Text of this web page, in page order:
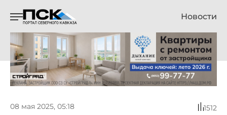
Новости
08 мая 2025, 05:18 1512